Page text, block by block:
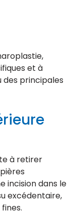
et à
des principales
à retirer
incision dans le
excédentaire,